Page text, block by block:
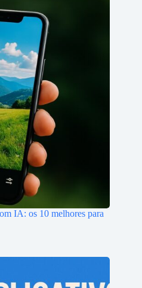
IA: os 10 melhores para